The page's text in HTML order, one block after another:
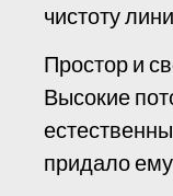
чистоту
Простор и
Высокие
придало